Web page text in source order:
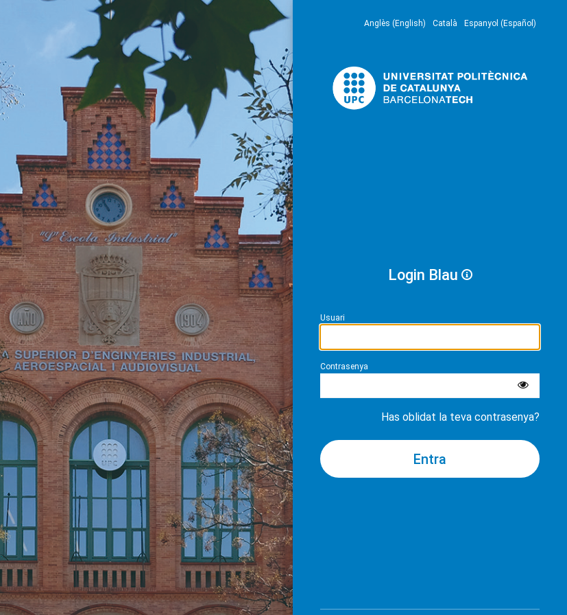
Anglès (English) Català Espanyol (Español)
Login Blau
Usuari
Contrasenya
Has oblidat la teva contrasenya?